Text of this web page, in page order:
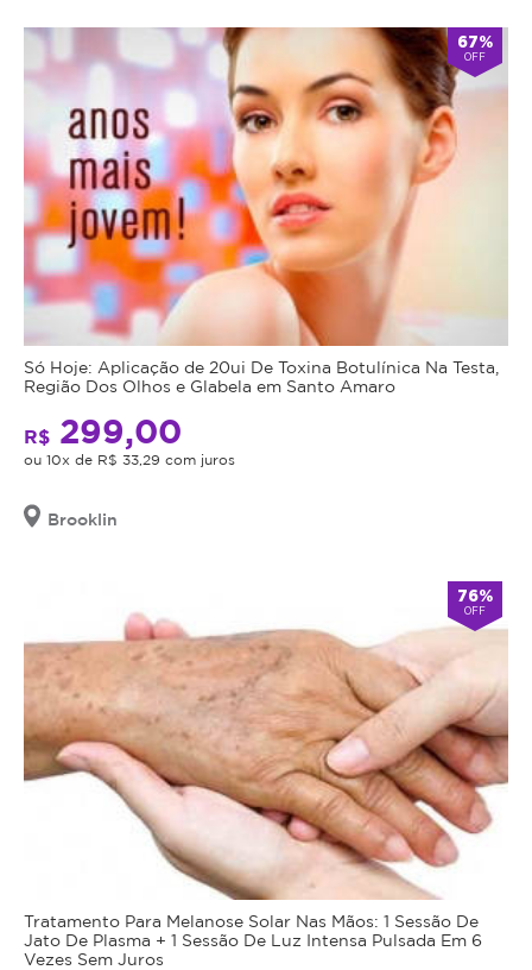
67%
OFF
Só Hoje: Aplicação de 20ui De Toxina Botulínica Na Testa,
Região Dos Olhos e Glabela em Santo Amaro
R$ 299,00
ou 10x de R$ 33,29 com juros
Brooklin
76%
OFF
Tratamento Para Melanose Solar Nas Mãos: 1 Sessão De
Jato De Plasma + 1 Sessão De Luz Intensa Pulsada Em 6
Vezes Sem Juros